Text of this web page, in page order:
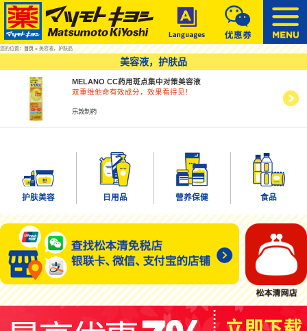
您的位置：首页» 美容液，护肤品
美容液，护肤品
MELANO CC药用斑点集中对策美容液
双重维他命有效成分，效果看得见！
乐敦制药
护肤美容 日用品 营养保健 食品